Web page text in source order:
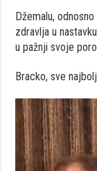
Džemalu,
zdravlja u
u pažnji svoje
Bracko, sve